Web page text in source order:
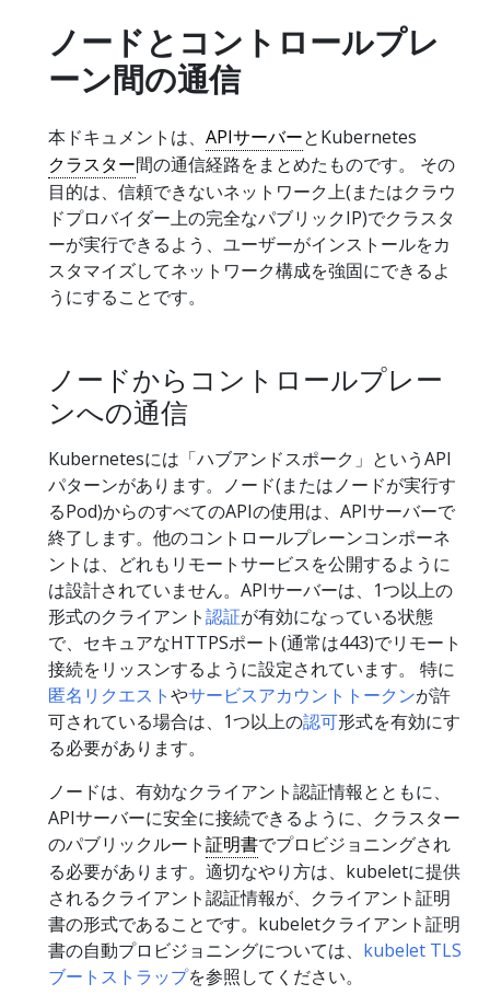
ノードとコントロールプレ
ーン間の通信
本ドキュメントは、 APIサーバーとKubernetes
クラスター間の通信経路をまとめたものです。 その
目的は、信頼できないネットワーク上(またはクラウ
ドプロバイダー上の完全なパブリックIP)でクラスタ
ーが実行できるよう、ユーザーがインストールをカ
スタマイズしてネットワーク構成を強固にできるよ
うにすることです。
ノードからコントロールプレー
ンへの通信
Kubernetesには「ハブアンドスポーク」というAPI
パターンがあります。ノード(またはノードが実行す
るPod)からのすべてのAPIの使用は、APIサーバーで
終了します。他のコントロールプレーンコンポーネ
ントは、どれもリモートサービスを公開するように
は設計されていません。APIサーバーは、1つ以上の
形式のクライアント認証が有効になっている状態
で、セキュアなHTTPSポート(通常は443)でリモート
接続をリッスンするように設定されています。 特に
匿名リクエストやサービスアカウントトークンが許
可されている場合は、1つ以上の認可形式を有効にす
る必要があります。
ノードは、有効なクライアント認証情報とともに、
APIサーバーに安全に接続できるように、クラスター
のパブリックルート証明書でプロビジョニングされ
る必要があります。適切なやり方は、kubeletに提供
されるクライアント認証情報が、クライアント証明
書の形式であることです。kubeletクライアント証明
書の自動プロビジョニングについては、 kubelet TLS
ブートストラップを参照してください。